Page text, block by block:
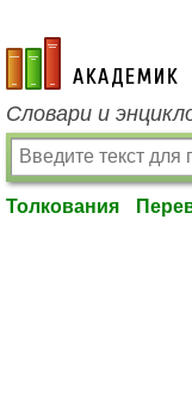
academic.ru
Словари и
Толкования